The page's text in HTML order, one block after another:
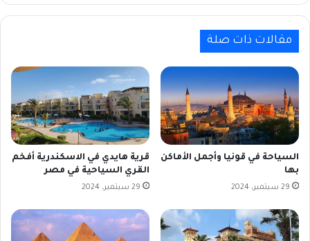
مقالات ذات صلة
السياحة في قونيا وأجمل الأماكن
بها
29 سبتمبر، 2024
قرية هايدي في الاسكندرية أفخم
القري السياحية في مصر
29 سبتمبر، 2024